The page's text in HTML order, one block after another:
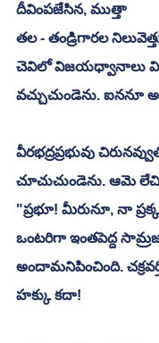
దీవింపజేసిన, ముత్తా
తల - తండ్రిగారల
చెవిలో విజయధ్వానాలు
వచ్చుచుండెను. ఐననూ
వీరభద్రప్రభువు
చూచుచుండెను. ఆమె
"ప్రభూ! మీరునూ, నా
ఒంటరిగా ఇంతపెద్ద
అందామనిపించింది.
హక్కు కదా!